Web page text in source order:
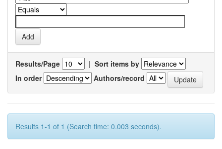
Results/Page | Sort items by
In order
Authors/record
Results 1-1 of 1 (Search time: 0.003 seconds).